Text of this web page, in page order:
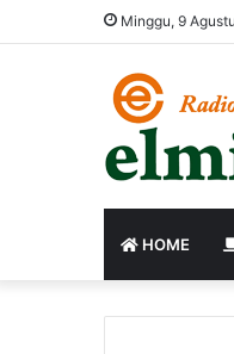
Minggu, 9
HOME